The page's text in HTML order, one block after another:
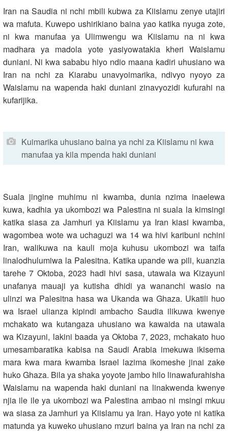
Iran na Saudia ni nchi mbili kubwa za Kiislamu zenye utajiri
wa mafuta. Kuwepo ushirikiano baina yao katika nyuga zote,
ni kwa manufaa ya Ulimwengu wa Kiislamu na ni kwa
madhara ya madola yote yasiyowatakia kheri Waislamu
duniani. Ni kwa sababu hiyo ndio maana kadiri uhusiano wa
Iran na nchi za Kiarabu unavyoimarika, ndivyo nyoyo za
Waislamu na wapenda haki duniani zinavyozidi kufurahi na
kufarijika.
Kuimarika uhusiano baina ya nchi za Kiislamu ni kwa
manufaa ya kila mpenda haki duniani
Suala jingine muhimu ni kwamba, dunia nzima inaelewa
kuwa, kadhia ya ukombozi wa Palestina ni suala la kimsingi
katika siasa za Jamhuri ya Kiislamu ya Iran kiasi kwamba,
wagombea wote wa uchaguzi wa 14 wa hivi karibuni nchini
Iran, walikuwa na kauli moja kuhusu ukombozi wa taifa
linalodhulumiwa la Palesitna. Katika upande wa pili, kuanzia
tarehe 7 Oktoba, 2023 hadi hivi sasa, utawala wa Kizayuni
unafanya mauaji ya kutisha dhidi ya wananchi wasio na
ulinzi wa Palesitna hasa wa Ukanda wa Ghaza. Ukatili huo
wa Israel ulianza kipindi ambacho Saudia ilikuwa kwenye
mchakato wa kutangaza uhusiano wa kawaida na utawala
wa Kizayuni, lakini baada ya Oktoba 7, 2023, mchakato huo
umesambaratika kabisa na Saudi Arabia imekuwa ikisema
mara kwa mara kwamba Israel lazima ikomeshe jinai zake
huko Ghaza. Bila ya shaka yoyote jambo hilo linawafurahisha
Waislamu na wapenda haki duniani na linakwenda kwenye
njia ile ile ya ukombozi wa Palestina ambao ni msingi mkuu
wa siasa za Jamhuri ya Kiislamu ya Iran. Hayo yote ni katika
matunda ya kuweko uhusiano mzuri baina ya Iran na nchi za